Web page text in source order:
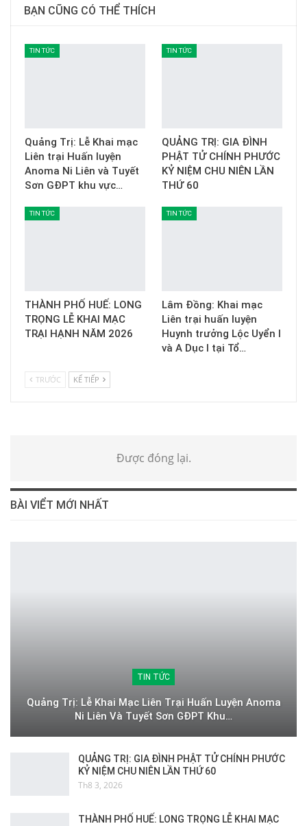
BẠN CŨNG CÓ THỂ THÍCH
TIN TỨC
Quảng Trị: Lễ Khai mạc
Liên trại Huấn luyện
Anoma Ni Liên và Tuyết
Sơn GĐPT khu vực…
TIN TỨC
QUẢNG TRỊ: GIA ĐÌNH
PHẬT TỬ CHÍNH PHƯỚC
KỶ NIỆM CHU NIÊN LẦN
THỨ 60
TIN TỨC
THÀNH PHỐ HUẾ: LONG
TRỌNG LỄ KHAI MẠC
TRẠI HẠNH NĂM 2026
TIN TỨC
Lâm Đồng: Khai mạc
Liên trại huấn luyện
Huynh trưởng Lộc Uyển I
và A Dục I tại Tổ…
TRƯỚC KẾ TIẾP
Được đóng lại.
BÀI VIỂT MỚI NHẤT
TIN TỨC
Quảng Trị: Lễ Khai Mạc Liên Trại Huấn Luyện Anoma
Ni Liên Và Tuyết Sơn GĐPT Khu…
QUẢNG TRỊ: GIA ĐÌNH PHẬT TỬ CHÍNH PHƯỚC
KỶ NIỆM CHU NIÊN LẦN THỨ 60
Th8 3, 2026
THÀNH PHỐ HUẾ: LONG TRỌNG LỄ KHAI MẠC